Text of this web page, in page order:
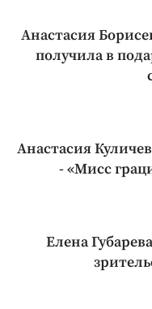
Анастасия
получила в
Анастасия
- «Мисс
Елена